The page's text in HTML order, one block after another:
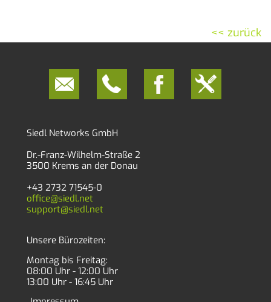
<< zurück
Siedl Networks GmbH
Dr.-Franz-Wilhelm-Straße 2
3500 Krems an der Donau
+43 2732 71545-0
office@siedl.net
support@siedl.net
Unsere Bürozeiten:
Montag bis Freitag:
08:00 Uhr - 12:00 Uhr
13:00 Uhr - 16:45 Uhr